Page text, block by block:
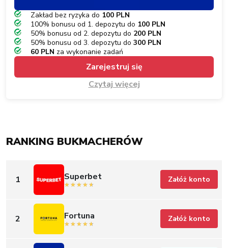
Zakład bez ryzyka do 100 PLN
100% bonusu od 1. depozytu do 100 PLN
50% bonusu od 2. depozytu do 200 PLN
50% bonusu od 3. depozytu do 300 PLN
60 PLN za wykonanie zadań
Zarejestruj się
Czytaj więcej
RANKING BUKMACHERÓW
1 Superbet Załóż konto
2 Fortuna Załóż konto